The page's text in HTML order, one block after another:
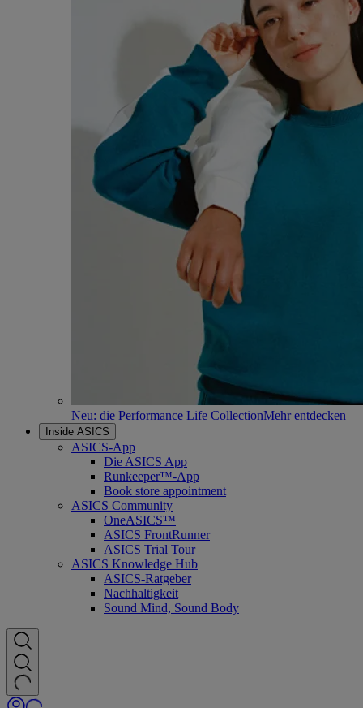
Neu: die Performance Life CollectionMehr entdecken
Inside ASICS
ASICS-App
Die ASICS App
Runkeeper™-App
Book store appointment
ASICS Community
OneASICS™
ASICS FrontRunner
ASICS Trial Tour
ASICS Knowledge Hub
ASICS-Ratgeber
Nachhaltigkeit
Sound Mind, Sound Body